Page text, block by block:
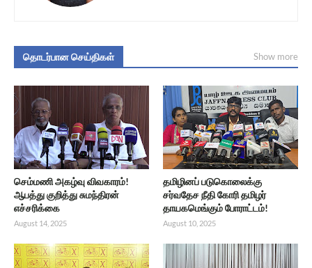
தொடர்பான செய்திகள் Show more
செம்மணி அகழ்வு விவகாரம்!
ஆபத்து குறித்து சுமந்திரன்
எச்சரிக்கை
August 14, 2025
தமிழினப் படுகொலைக்கு
சர்வதேச நீதி கோரி தமிழர்
தாயகமெங்கும் போராட்டம்!
August 10, 2025